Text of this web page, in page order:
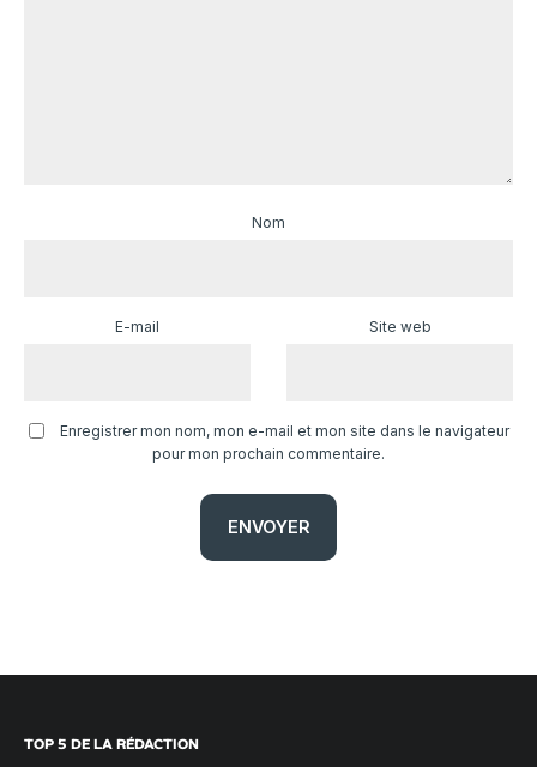
Nom
E-mail Site web
Enregistrer mon nom, mon e-mail et mon site dans le navigateur
pour mon prochain commentaire.
TOP 5 DE LA RÉDACTION